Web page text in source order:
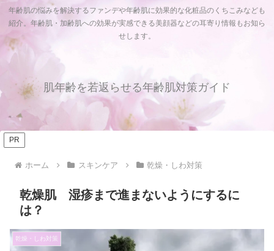
年齢肌の悩みを解決するファンデや年齢肌に効果的な化粧品のくちこみなども
紹介。年齢肌・加齢肌への効果が実感できる美顔器などの耳寄り情報もお知ら
せします。
肌年齢を若返らせる年齢肌対策ガイド
PR
ホーム スキンケア 乾燥・しわ対策
乾燥肌 湿疹まで進まないようにするに
は？
乾燥・しわ対策